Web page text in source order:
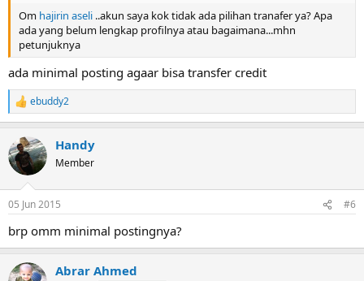
Om hajirin aseli ..akun saya kok tidak ada pilihan tranafer ya? Apa
ada yang belum lengkap profilnya atau bagaimana...mhn
petunjuknya
ada minimal posting agaar bisa transfer credit
R
e
c
t
i
n
s
ebuddy2
Handy
Member
05 Jun 2015 #6
brp omm minimal postingnya?
Abrar Ahmed